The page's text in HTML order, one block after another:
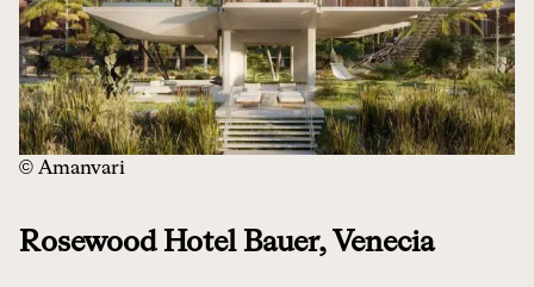
© Amanvari
Rosewood Hotel Bauer, Venecia